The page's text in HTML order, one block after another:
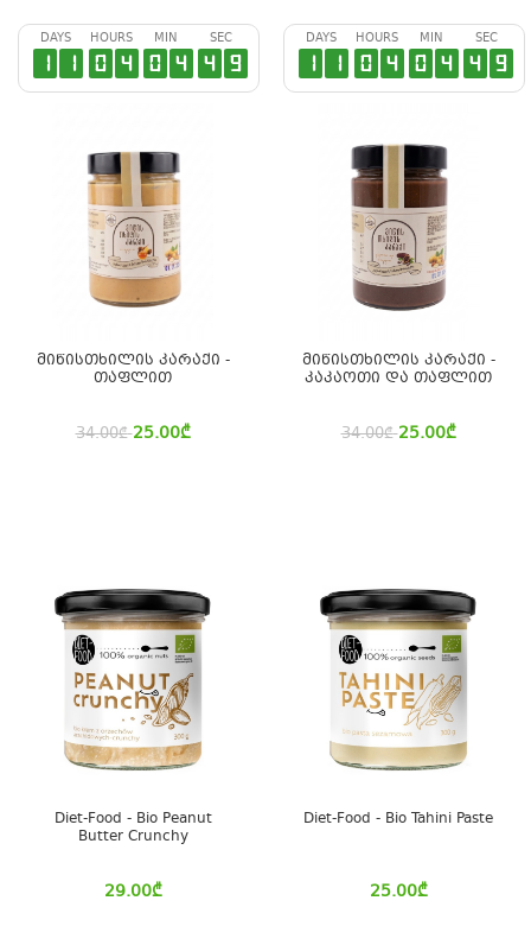
DAYS
1 1
HOURS
0 4
MIN
0 4
SEC
4 9
მიწისთხილის კარაქი -
თაფლით
34.00₾ 25.00₾
DAYS
1 1
HOURS
0 4
MIN
0 4
SEC
4 9
მიწისთხილის კარაქი -
კაკაოთი და თაფლით
34.00₾ 25.00₾
Diet-Food - Bio Peanut
Butter Crunchy
29.00₾
Diet-Food - Bio Tahini Paste
25.00₾